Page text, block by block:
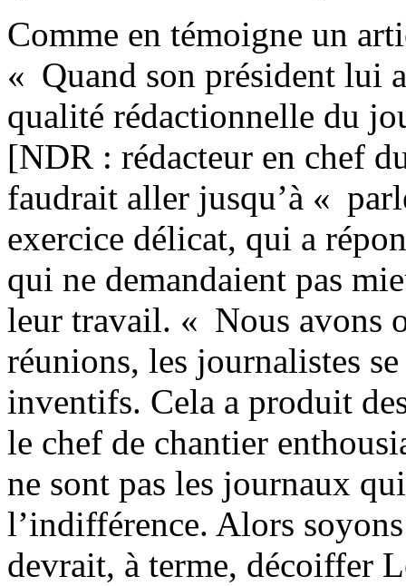
Comme en témoigne un
« Quand son président lui
qualité rédactionnelle du
[NDR : rédacteur en chef
faudrait aller jusqu’à «
exercice délicat, qui a
qui ne demandaient pas
leur travail. « Nous avons
réunions, les journalistes
inventifs. Cela a produit
le chef de chantier
ne sont pas les journaux
l’indifférence. Alors
devrait, à terme, décoiffer